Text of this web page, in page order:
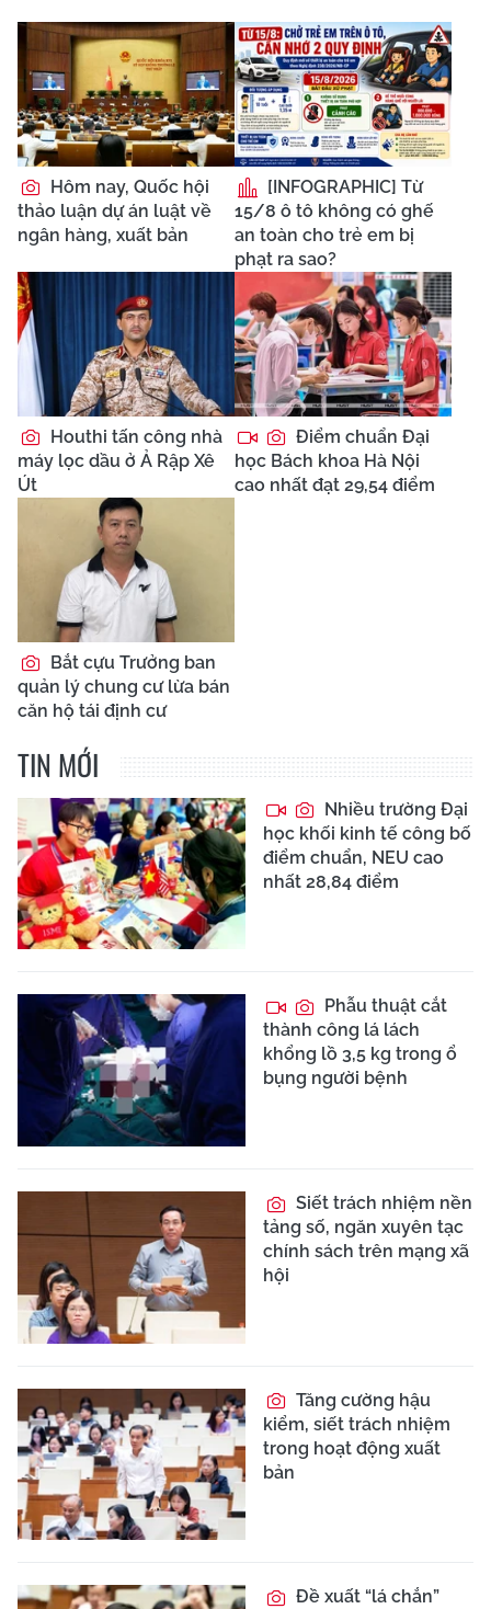
Hôm nay, Quốc hội
thảo luận dự án luật về
ngân hàng, xuất bản
[INFOGRAPHIC] Từ
15/8 ô tô không có ghế
an toàn cho trẻ em bị
phạt ra sao?
Houthi tấn công nhà
máy lọc dầu ở Ả Rập Xê
Út
Điểm chuẩn Đại
học Bách khoa Hà Nội
cao nhất đạt 29,54 điểm
Bắt cựu Trưởng ban
quản lý chung cư lừa bán
căn hộ tái định cư
TIN MỚI
Nhiều trường Đại
học khối kinh tế công bố
điểm chuẩn, NEU cao
nhất 28,84 điểm
Phẫu thuật cắt
thành công lá lách
khổng lồ 3,5 kg trong ổ
bụng người bệnh
Siết trách nhiệm nền
tảng số, ngăn xuyên tạc
chính sách trên mạng xã
hội
Tăng cường hậu
kiểm, siết trách nhiệm
trong hoạt động xuất
bản
Đề xuất “lá chắn”